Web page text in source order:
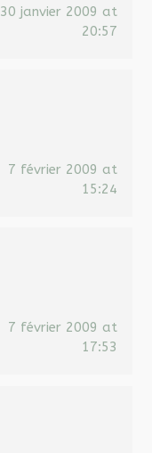
30 janvier 2009 at
20:57
7 février 2009 at
15:24
7 février 2009 at
17:53